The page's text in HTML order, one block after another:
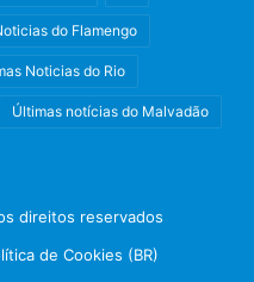
do Flamengo
Noticias do Rio
Últimas notícias do Malvadão
direitos reservados
de Cookies (BR)